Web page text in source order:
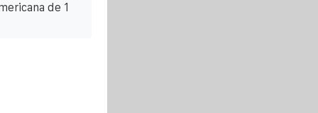
de 1